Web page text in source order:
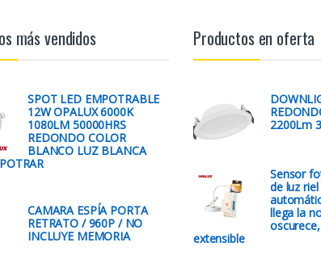
más vendidos
SPOT LED EMPOTRABLE
12W OPALUX 6000K
1080LM 50000HRS
REDONDO COLOR
BLANCO LUZ BLANCA
CAMARA ESPÍA PORTA
RETRATO / 960P / NO
INCLUYE MEMORIA
Productos en oferta
2200Lm
Sensor
de luz
llega la
extensible